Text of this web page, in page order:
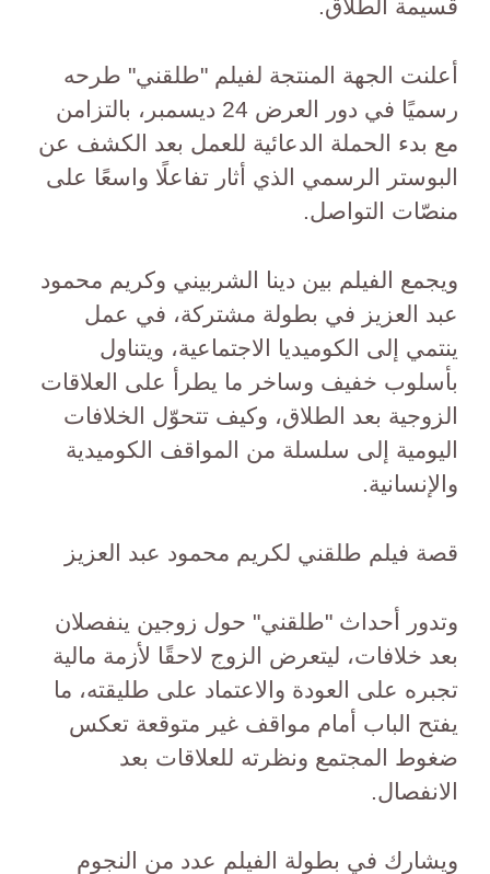
قسيمة الطلاق.
أعلنت الجهة المنتجة لفيلم "طلقني" طرحه
رسميًا في دور العرض 24 ديسمبر، بالتزامن
مع بدء الحملة الدعائية للعمل بعد الكشف عن
البوستر الرسمي الذي أثار تفاعلًا واسعًا على
منصّات التواصل.
ويجمع الفيلم بين دينا الشربيني وكريم محمود
عبد العزيز في بطولة مشتركة، في عمل
ينتمي إلى الكوميديا الاجتماعية، ويتناول
بأسلوب خفيف وساخر ما يطرأ على العلاقات
الزوجية بعد الطلاق، وكيف تتحوّل الخلافات
اليومية إلى سلسلة من المواقف الكوميدية
والإنسانية.
قصة فيلم طلقني لكريم محمود عبد العزيز
وتدور أحداث "طلقني" حول زوجين ينفصلان
بعد خلافات، ليتعرض الزوج لاحقًا لأزمة مالية
تجبره على العودة والاعتماد على طليقته، ما
يفتح الباب أمام مواقف غير متوقعة تعكس
ضغوط المجتمع ونظرته للعلاقات بعد
الانفصال.
ويشارك في بطولة الفيلم عدد من النجوم